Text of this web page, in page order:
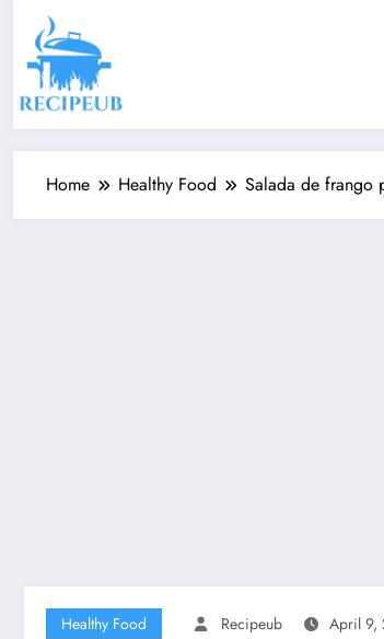
content
Home Healthy Food Salada de frango
Healthy Food Recipeub April 9,